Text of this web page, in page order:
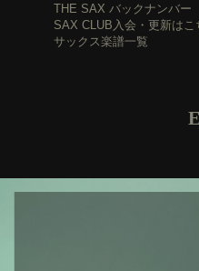
THE SAX バックナンバー
SAX CLUB入会・更新はこ
サックス楽譜一覧